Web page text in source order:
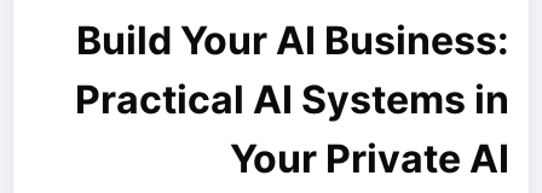
Build Your AI Business:
Practical AI Systems in
Your Private AI